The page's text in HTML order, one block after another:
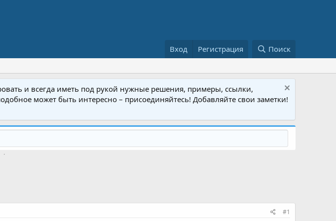
Вход Регистрация Поиск
и всегда иметь под рукой нужные решения, примеры, ссылки,
может быть интересно – присоединяйтесь! Добавляйте свои заметки!
#1